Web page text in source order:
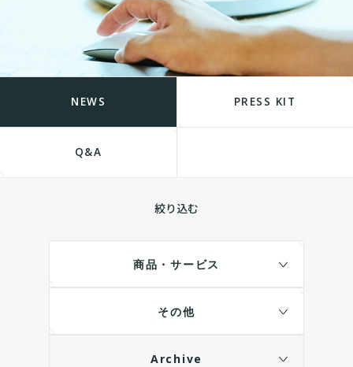
NEWS PRESS KIT
Q&A
絞り込む
商品・サービス
その他
Archive